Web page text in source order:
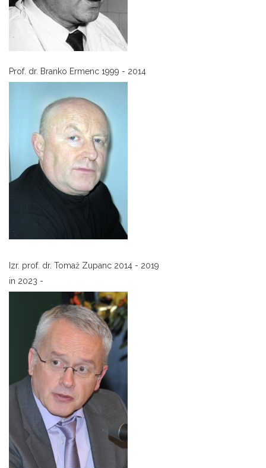
Prof. dr. Branko Ermenc 1999 - 2014
Izr. prof. dr. Tomaž Zupanc 2014 - 2019
in 2023 -